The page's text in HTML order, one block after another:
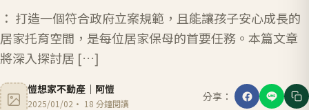
： 打造一個符合政府立案規範，且能讓孩子安心成長的
居家托育空間，是每位居家保母的首要任務。本篇文章
將深入探討居 […]
愷想家不動產 ｜ 阿愷
2025/01/02 · 18 分鐘閱讀
分享：